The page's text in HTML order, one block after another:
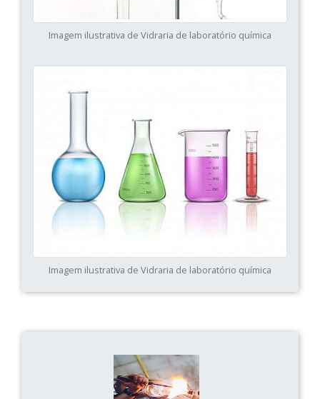
Imagem ilustrativa de Vidraria de laboratório química
Imagem ilustrativa de Vidraria de laboratório química